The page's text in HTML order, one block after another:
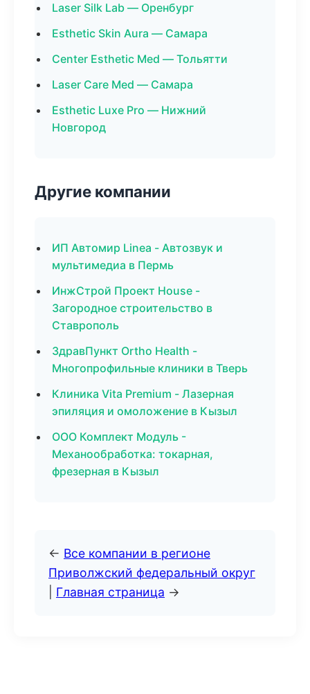
Laser Silk Lab — Оренбург
Esthetic Skin Aura — Самара
Center Esthetic Med — Тольятти
Laser Care Med — Самара
Esthetic Luxe Pro — Нижний
Новгород
Другие компании
ИП Автомир Linea - Автозвук и
мультимедиа в Пермь
ИнжСтрой Проект House -
Загородное строительство в
Ставрополь
ЗдравПункт Ortho Health -
Многопрофильные клиники в Тверь
Клиника Vita Premium - Лазерная
эпиляция и омоложение в Кызыл
ООО Комплект Модуль -
Механообработка: токарная,
фрезерная в Кызыл
← Все компании в регионе
Приволжский федеральный округ
Главная страница →